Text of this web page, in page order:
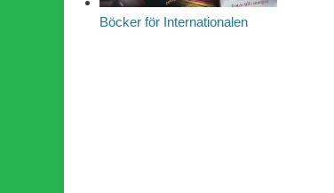
Böcker för Internationalen